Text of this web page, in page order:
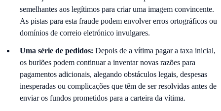
semelhantes aos legítimos para criar uma imagem convincente.
As pistas para esta fraude podem envolver erros ortográficos ou
domínios de correio eletrónico invulgares.
Uma série de pedidos: Depois de a vítima pagar a taxa inicial,
os burlões podem continuar a inventar novas razões para
pagamentos adicionais, alegando obstáculos legais, despesas
inesperadas ou complicações que têm de ser resolvidas antes de
enviar os fundos prometidos para a carteira da vítima.